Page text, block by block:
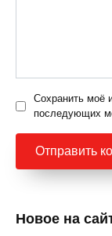
Сохранить моё
последующих
Новое на